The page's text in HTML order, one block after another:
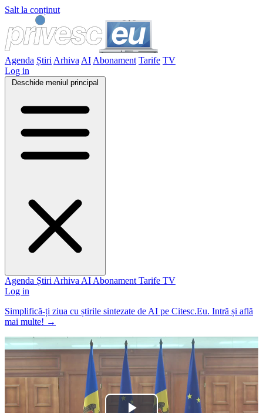
Salt la conținut
Agenda Știri Arhiva AI Abonament Tarife TV
Log in
Deschide meniul principal
Agenda Știri Arhiva AI Abonament Tarife TV
Log in
Simplifică-ți ziua cu știrile sintezate de AI pe Citesc.Eu. Intră și află
mai multe! →